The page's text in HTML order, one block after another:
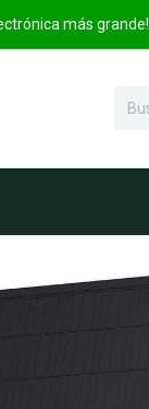
más grande!